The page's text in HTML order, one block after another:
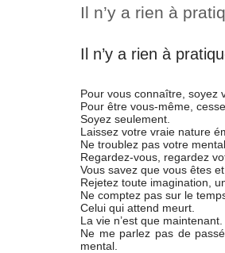
Il n’y a rien à
Il n’y a rien à
Pour vous connaître, soyez
Pour être vous-même,
Soyez seulement.
Laissez votre vraie nature
Ne troublez pas votre
Regardez-vous, regardez
Vous savez que vous êtes
Rejetez toute imagination,
Ne comptez pas sur le
Celui qui attend meurt.
La vie n’est que maintenant.
Ne me parlez pas de
mental.